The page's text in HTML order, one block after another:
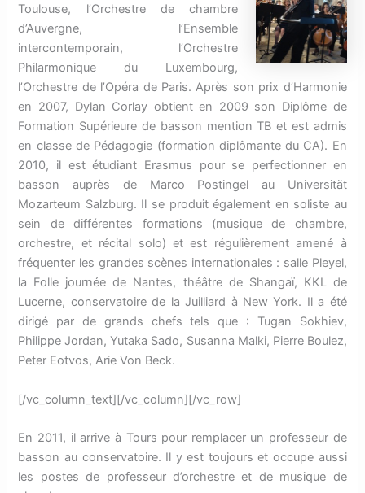
Toulouse, l’Orchestre de chambre
d’Auvergne, l’Ensemble
intercontemporain, l’Orchestre
Philarmonique du Luxembourg,
l’Orchestre de l’Opéra de Paris. Après son prix d’Harmonie
en 2007, Dylan Corlay obtient en 2009 son Diplôme de
Formation Supérieure de basson mention TB et est admis
en classe de Pédagogie (formation diplômante du CA). En
2010, il est étudiant Erasmus pour se perfectionner en
basson auprès de Marco Postingel au Universität
Mozarteum Salzburg. Il se produit également en soliste au
sein de différentes formations (musique de chambre,
orchestre, et récital solo) et est régulièrement amené à
fréquenter les grandes scènes internationales : salle Pleyel,
la Folle journée de Nantes, théâtre de Shangaï, KKL de
Lucerne, conservatoire de la Juilliard à New York. Il a été
dirigé par de grands chefs tels que : Tugan Sokhiev,
Philippe Jordan, Yutaka Sado, Susanna Malki, Pierre Boulez,
Peter Eotvos, Arie Von Beck.
[/vc_column_text][/vc_column][/vc_row]
En 2011, il arrive à Tours pour remplacer un professeur de
basson au conservatoire. Il y est toujours et occupe aussi
les postes de professeur d’orchestre et de musique de